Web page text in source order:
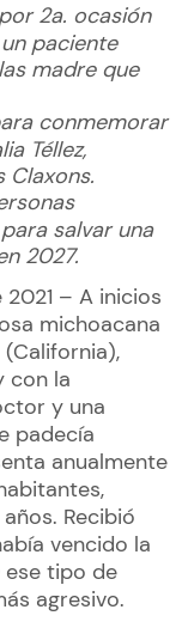
2a. ocasión
paciente
madre que
conmemorar
Téllez,
Claxons.
salvar una
2027.
– A inicios
michoacana
con la
y una
padecía
anualmente
Recibió
vencido la
ese tipo de
agresivo.